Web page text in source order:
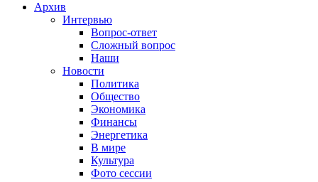
Архив
Интервью
Вопрос-ответ
Сложный вопрос
Наши
Новости
Политика
Общество
Экономика
Финансы
Энергетика
В мире
Культура
Фото сессии